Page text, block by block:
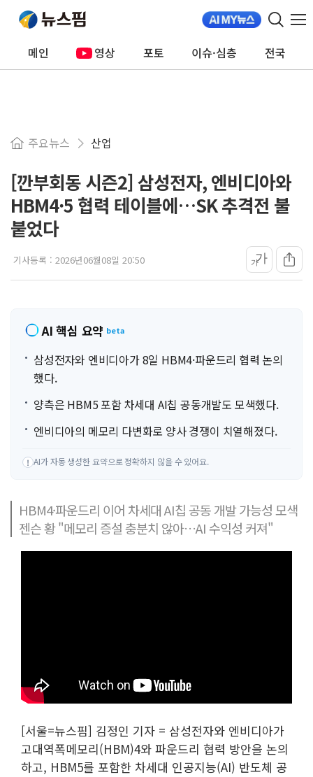
메인 영상 포토 이슈·심층 전국
주요뉴스 산업
[깐부회동 시즌2] 삼성전자, 엔비디아와
HBM4·5 협력 테이블에…SK 추격전 불
붙었다
기사등록 : 2026년06월08일 20:50 가가
AI 핵심 요약 beta
삼성전자와 엔비디아가 8일 HBM4·파운드리 협력 논의
했다.
양측은 HBM5 포함 차세대 AI칩 공동개발도 모색했다.
엔비디아의 메모리 다변화로 양사 경쟁이 치열해졌다.
! AI가 자동 생성한 요약으로 정확하지 않을 수 있어요.
HBM4·파운드리 이어 차세대 AI칩 공동 개발 가능성 모색
젠슨 황 "메모리 증설 충분치 않아…AI 수익성 커져"
[서울=뉴스핌] 김정인 기자 = 삼성전자와 엔비디아가
고대역폭메모리(HBM)4와 파운드리 협력 방안을 논의
하고, HBM5를 포함한 차세대 인공지능(AI) 반도체 공